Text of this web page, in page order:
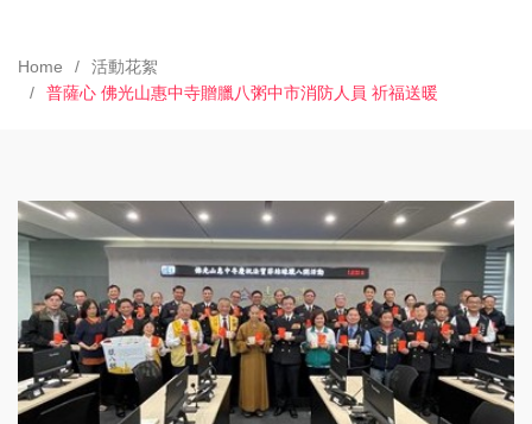
Home
活動花絮
普薩心 佛光山惠中寺贈臘八粥中市消防人員 祈福送暖